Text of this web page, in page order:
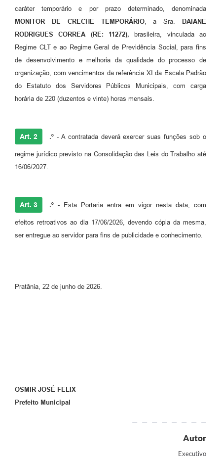
caráter temporário e por prazo determinado, denominada
MONITOR DE CRECHE TEMPORÁRIO, a Sra.
DAIANE
RODRIGUES CORREA (RE: 11272),
brasileira, vinculada ao
Regime CLT e ao Regime Geral de Previdência Social, para fins
de desenvolvimento e melhoria da qualidade do processo de
organização, com vencimentos da referência XI da Escala Padrão
do Estatuto dos Servidores Públicos Municipais, com carga
horária de 220 (duzentos e vinte) horas mensais.
Art. 2 .º - A contratada deverá exercer suas funções sob o
regime jurídico previsto na Consolidação das Leis do Trabalho até
16/06/2027.
Art. 3 .º - Esta Portaria entra em vigor nesta data, com
efeitos retroativos ao dia 17/06/2026, devendo cópia da mesma,
ser entregue ao servidor para fins de publicidade e conhecimento.
Pratânia, 22 de junho de 2026.
OSMIR JOSÉ FELIX
Prefeito Municipal
Autor
Executivo